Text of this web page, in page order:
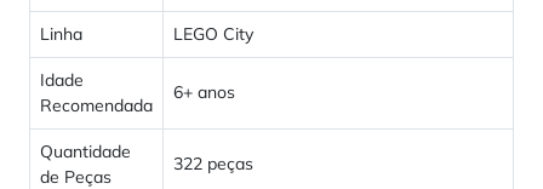
Linha LEGO City
Idade
Recomendada
6+ anos
Quantidade
de Peças
322 peças